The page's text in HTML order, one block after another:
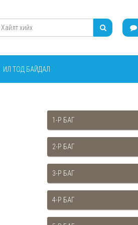
ИЛ ТОД БАЙДАЛ
1-Р БАГ
2-Р БАГ
3-Р БАГ
4-Р БАГ